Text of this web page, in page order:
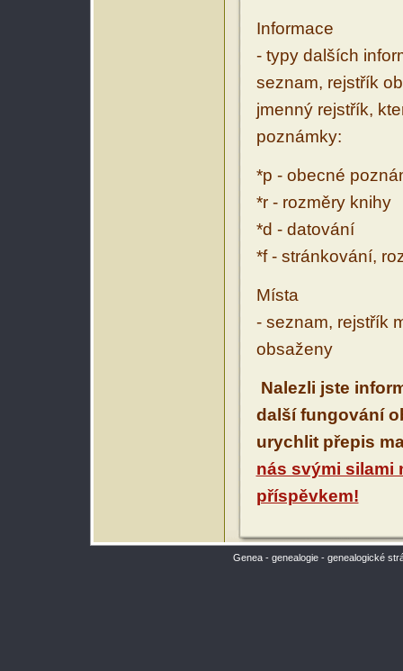
Informace
- typy dalších
seznam, rejstřík
jmenný rejstřík,
poznámky:
*p - obecné
*r - rozměry knihy
*d - datování
*f - stránkování,
Místa
- seznam, rejstřík
obsaženy
Nalezli jste
další fungování
urychlit přepis
nás svými silami
příspěvkem!
Genea - genealogie - genealogické